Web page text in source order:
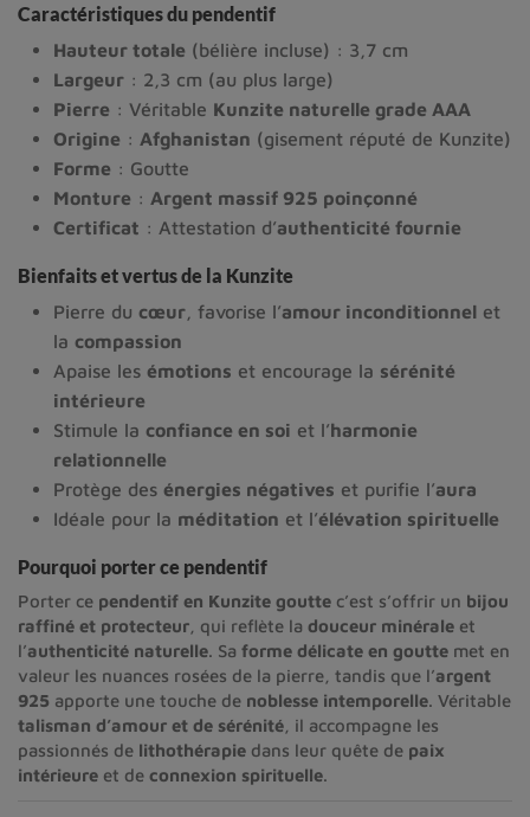
Caractéristiques du pendentif
Hauteur totale (bélière incluse) : 3,7 cm
Largeur : 2,3 cm (au plus large)
Pierre : Véritable Kunzite naturelle grade AAA
Origine : Afghanistan (gisement réputé de Kunzite)
Forme : Goutte
Monture : Argent massif 925 poinçonné
Certificat : Attestation d’authenticité fournie
Bienfaits et vertus de la Kunzite
Pierre du cœur , favorise l’amour inconditionnel et
la compassion
Apaise les émotions et encourage la sérénité
intérieure
Stimule la confiance en soi et l’harmonie
relationnelle
Protège des énergies négatives et purifie l’aura
Idéale pour la méditation et l’élévation spirituelle
Pourquoi porter ce pendentif
Porter ce pendentif en Kunzite goutte c’est s’offrir un bijou
raffiné et protecteur , qui reflète la douceur minérale et
l’authenticité naturelle. Sa forme délicate en goutte met en
valeur les nuances rosées de la pierre, tandis que l’argent
925 apporte une touche de noblesse intemporelle. Véritable
talisman d’amour et de sérénité , il accompagne les
passionnés de lithothérapie dans leur quête de paix
intérieure et de connexion spirituelle.